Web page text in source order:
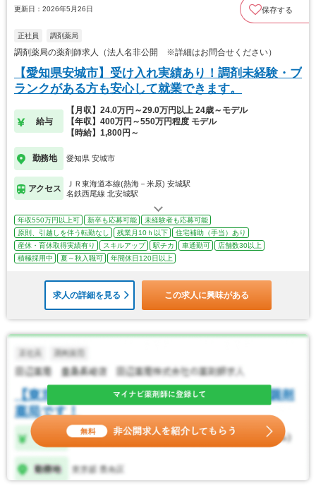
更新日：2026年5月26日 保存する
正社員 調剤薬局
調剤薬局の薬剤師求人（法人名非公開 ※詳細はお問合せください）
【愛知県安城市】受け入れ実績あり！調剤未経験・ブ
ランクがある方も安心して就業できます。
給与
【月収】24.0万円～29.0万円以上 24歳～モデル
【年収】400万円～550万円程度 モデル
【時給】1,800円～
勤務地 愛知県 安城市
アクセス
ＪＲ東海道本線(熱海－米原) 安城駅
名鉄西尾線 北安城駅
年収550万円以上可 新卒も応募可能
未経験者も応募可能
原則、引越しを伴う転勤なし
残業月10ｈ以下
住宅補助（手当）あり
産休・育休取得実績有り
スキルアップ 駅チカ 車通勤可
店舗数30以上
積極採用中
夏～秋入職可 年間休日120日以上
求人の詳細を見る この求人に興味がある